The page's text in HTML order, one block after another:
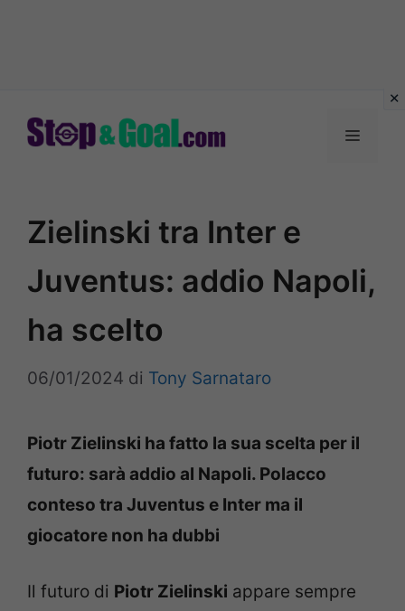
Menu
Zielinski tra Inter e
Juventus: addio Napoli,
ha scelto
06/01/2024 di Tony Sarnataro
Piotr Zielinski ha fatto la sua scelta per il
futuro: sarà addio al Napoli. Polacco
conteso tra Juventus e Inter ma il
giocatore non ha dubbi
Il futuro di Piotr Zielinski appare sempre